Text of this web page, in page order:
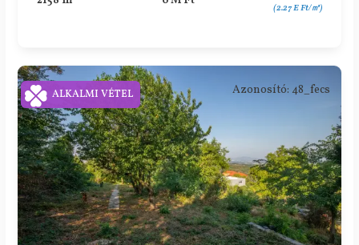
(2.27 E Ft/㎡)
Azonosító: 48_fecs
ALKALMI VÉTEL